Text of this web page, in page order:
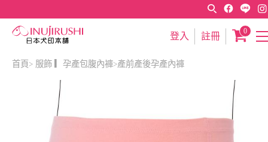
登入 註冊
0
首頁> 服飾 ▎孕產包腹內褲>產前產後孕產內褲